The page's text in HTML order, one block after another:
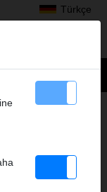
Türkçe